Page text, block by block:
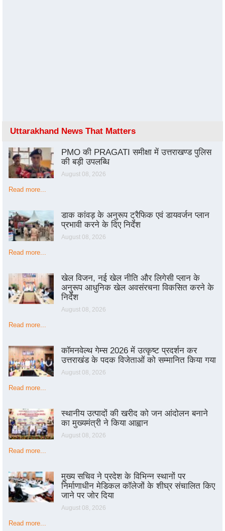
Uttarakhand News That Matters
PMO की PRAGATI समीक्षा में उत्तराखण्ड पुलिस
की बड़ी उपलब्धि
August 08, 2026
Read more...
डाक कांवड़ के अनुरूप ट्रैफिक एवं डायवर्जन प्लान
प्रभावी करने के दिए निर्देश
August 08, 2026
Read more...
खेल विजन, नई खेल नीति और लिगेसी प्लान के
अनुरूप आधुनिक खेल अवसंरचना विकसित करने के
निर्देश
August 08, 2026
Read more...
कॉमनवेल्थ गेम्स 2026 में उत्कृष्ट प्रदर्शन कर
उत्तराखंड के पदक विजेताओं को सम्मानित किया गया
August 08, 2026
Read more...
स्थानीय उत्पादों की खरीद को जन आंदोलन बनाने
का मुख्यमंत्री ने किया आह्वान
August 08, 2026
Read more...
मुख्य सचिव ने प्रदेश के विभिन्न स्थानों पर
निर्माणाधीन मेडिकल कॉलेजों के शीघ्र संचालित किए
जाने पर जोर दिया
August 08, 2026
Read more...